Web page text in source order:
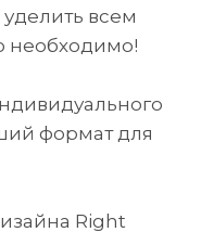
всем
необходимо!
формат для
Right